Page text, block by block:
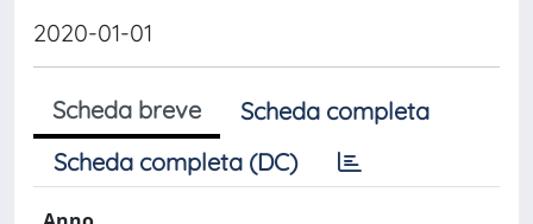
2020-01-01
Scheda breve
Scheda completa
Scheda completa (DC)